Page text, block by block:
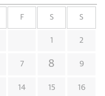
F S S
1 2
7 8 9
14 15 16